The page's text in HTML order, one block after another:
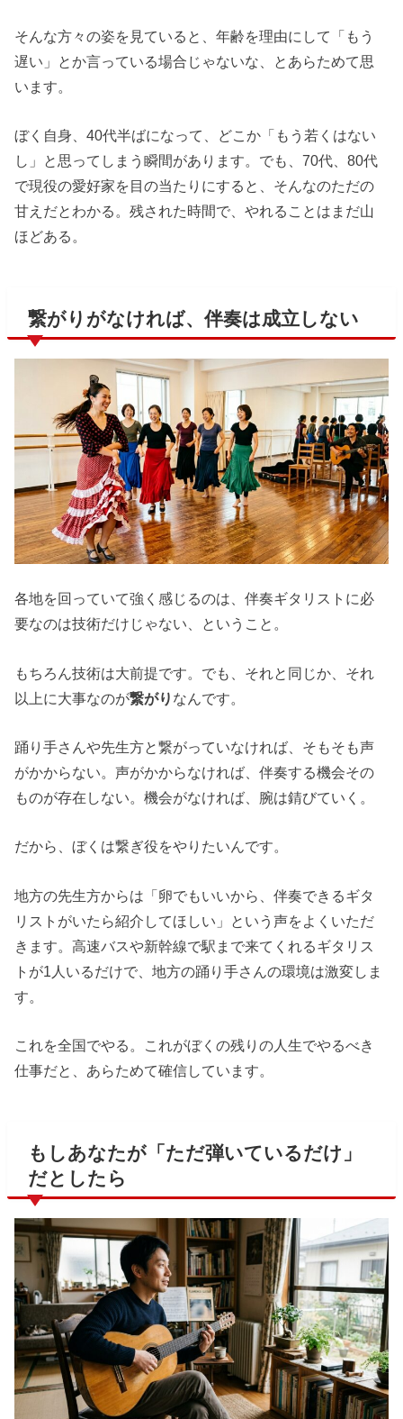
そんな方々の姿を見ていると、年齢を理由にして「もう
遅い」とか言っている場合じゃないな、とあらためて思
います。
ぼく自身、40代半ばになって、どこか「もう若くはない
し」と思ってしまう瞬間があります。でも、70代、80代
で現役の愛好家を目の当たりにすると、そんなのただの
甘えだとわかる。残された時間で、やれることはまだ山
ほどある。
繋がりがなければ、伴奏は成立しない
各地を回っていて強く感じるのは、伴奏ギタリストに必
要なのは技術だけじゃない、ということ。
もちろん技術は大前提です。でも、それと同じか、それ
以上に大事なのが繋がり なんです。
踊り手さんや先生方と繋がっていなければ、そもそも声
がかからない。声がかからなければ、伴奏する機会その
ものが存在しない。機会がなければ、腕は錆びていく。
だから、ぼくは繋ぎ役をやりたいんです。
地方の先生方からは「卵でもいいから、伴奏できるギタ
リストがいたら紹介してほしい」という声をよくいただ
きます。高速バスや新幹線で駅まで来てくれるギタリス
トが1人いるだけで、地方の踊り手さんの環境は激変しま
す。
これを全国でやる。これがぼくの残りの人生でやるべき
仕事だと、あらためて確信しています。
もしあなたが「ただ弾いているだけ」
だとしたら